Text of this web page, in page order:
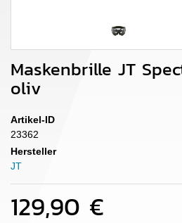
Maskenbrille JT
oliv
Artikel-ID
23362
Hersteller
JT
129,90 €